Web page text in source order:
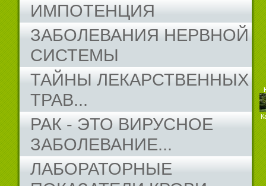
ИМПОТЕНЦИЯ
ЗАБОЛЕВАНИЯ НЕРВНОЙ
СИСТЕМЫ
ТАЙНЫ ЛЕКАРСТВЕННЫХ
ТРАВ...
РАК - ЭТО ВИРУСНОЕ
ЗАБОЛЕВАНИЕ...
ЛАБОРАТОРНЫЕ